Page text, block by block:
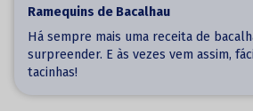
Ramequins de Bacalhau
Há sempre mais uma receita de
surpreender. E às vezes vem assim,
tacinhas!